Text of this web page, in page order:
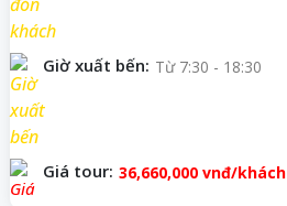
Giờ xuất bến: Từ 7:30 - 18:30
Giá tour: 36,660,000 vnđ/khách